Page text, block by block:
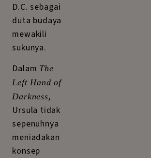
D.C. sebagai
duta budaya
mewakili
sukunya.
Dalam The
Left Hand of
Darkness,
Ursula tidak
sepenuhnya
meniadakan
konsep